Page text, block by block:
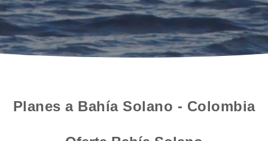
Planes a Bahía Solano - Colombia